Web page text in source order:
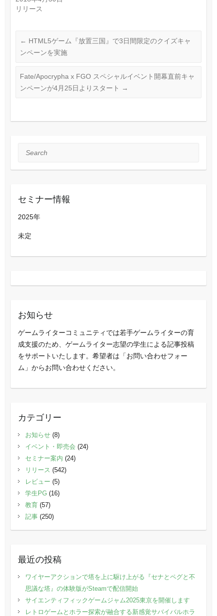
リリース
← HTML5ゲーム『放置三国』で3日間限定のクイズキャ
ンペーンを実施
Fate/Apocrypha x FGO スペシャルイベント開幕直前キャ
ンペーンが4月25日よりスタート
→
Search
セミナー情報
2025年
未定
お知らせ
ゲームライターコミュニティでは若手ゲームライターの育
成支援のため、ゲームライター志望の学生による記事投稿
をサポートいたします。希望者は「お問い合わせフォー
ム」からお問い合わせください。
カテゴリー
お知らせ(8)
イベント・即売会 (24)
セミナー案内 (24)
リリース (542)
レビュー (5)
学生PG(16)
教育(57)
記事(250)
最近の投稿
ワイヤーアクションで塔を上に駆け上がる『セナとペグと不
思議な塔』の体験版がSteamで配信開始
サイエンティフィックゲームジャム2025東京を開催します
レトロゲームとホラー探索が融合する新感覚サバイバルホラ